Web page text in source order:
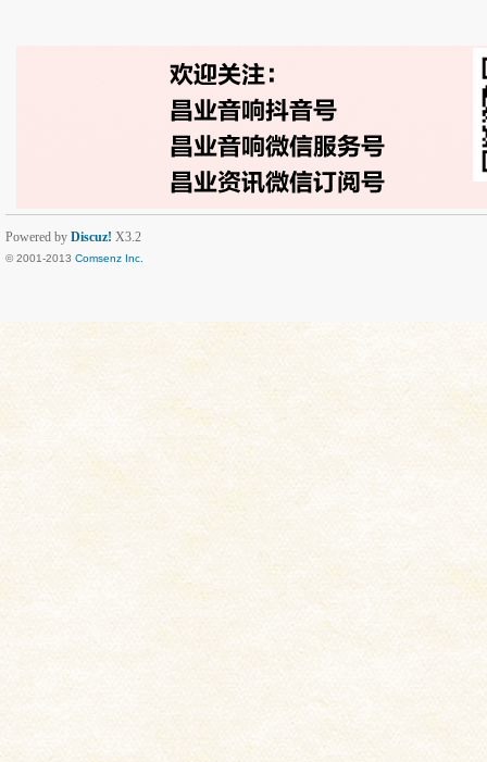
Powered by Discuz! X3.2
© 2001-2013 Comsenz Inc.